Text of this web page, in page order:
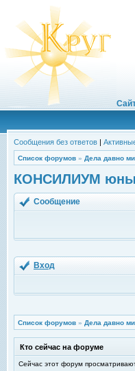
Сообщения без ответов |
Список форумов » Дела давно
КОНСИЛИУМ
Сообщение
Вход
Список форумов » Дела давно
Кто сейчас на форуме
Сейчас этот форум